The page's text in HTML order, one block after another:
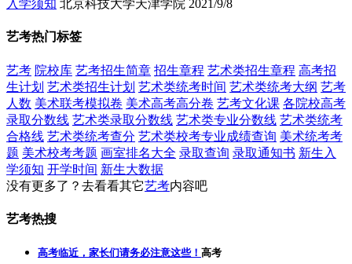
入学须知 北京科技大学天津学院 2021/9/8
艺考热门标签
艺考 院校库 艺考招生简章 招生章程 艺术类招生章程 高考招
生计划 艺术类招生计划 艺术类统考时间 艺术类统考大纲 艺考
人数 美术联考模拟卷 美术高考高分卷 艺考文化课 各院校高考
录取分数线 艺术类录取分数线 艺术类专业分数线 艺术类统考
合格线 艺术类统考查分 艺术类校考专业成绩查询 美术统考考
题 美术校考考题 画室排名大全 录取查询 录取通知书 新生入
学须知 开学时间 新生大数据
没有更多了？去看看其它艺考内容吧
艺考热搜
高考临近，家长们请务必注意这些！ 高考